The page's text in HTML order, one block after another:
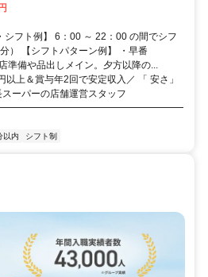
シフト例】 6：00 ～ 22：00 の間でシフ
） 【シフトパターン例】 ・早番
準備や品出しメイン。夕方以降の...
以上＆賞与年2回で安定収入／ 「 安さ」
ーパーの店舗運営スタッフ
以内 シフト制